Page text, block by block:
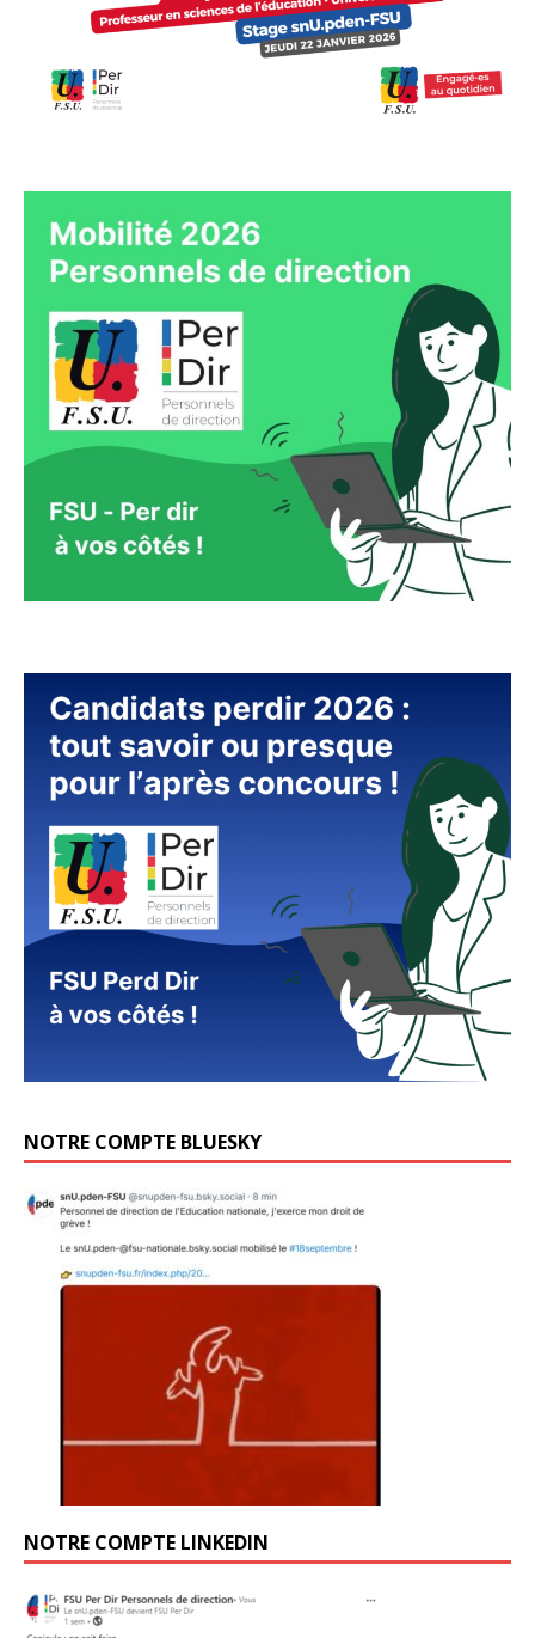
NOTRE COMPTE BLUESKY
NOTRE COMPTE LINKEDIN